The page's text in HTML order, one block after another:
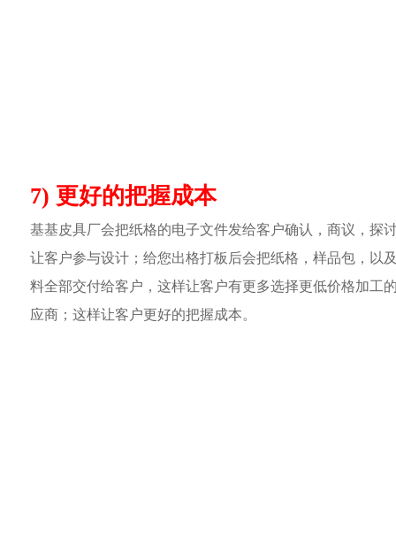
7) 更好的把握成本
基基皮具厂会把纸格的电子文件发给客户确认，商议，探
让客户参与设计；给您出格打板后会把纸格，样品包，以
料全部交付给客户，这样让客户有更多选择更低价格加工
应商；这样让客户更好的把握成本。